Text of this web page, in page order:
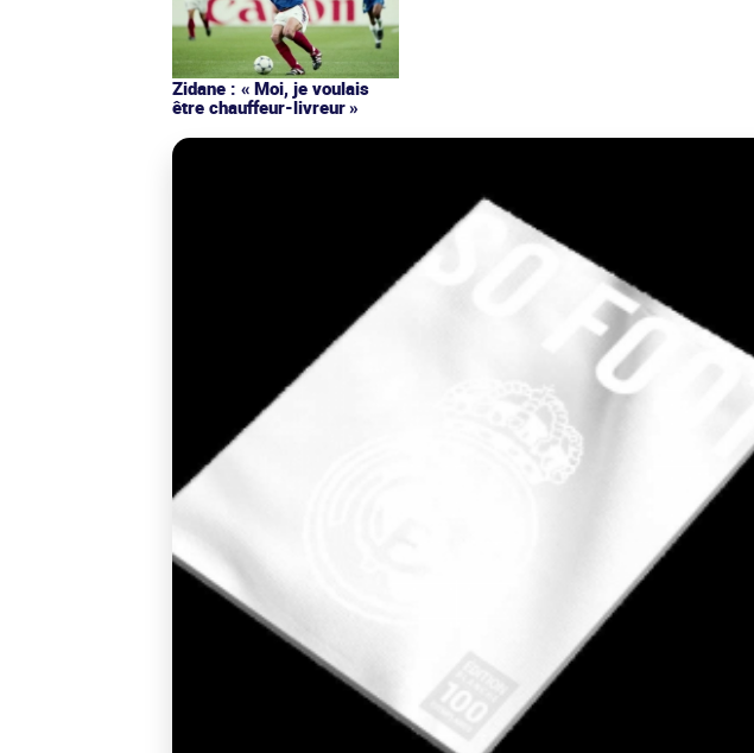
Zidane : « Moi, je voulais
être chauffeur-livreur »